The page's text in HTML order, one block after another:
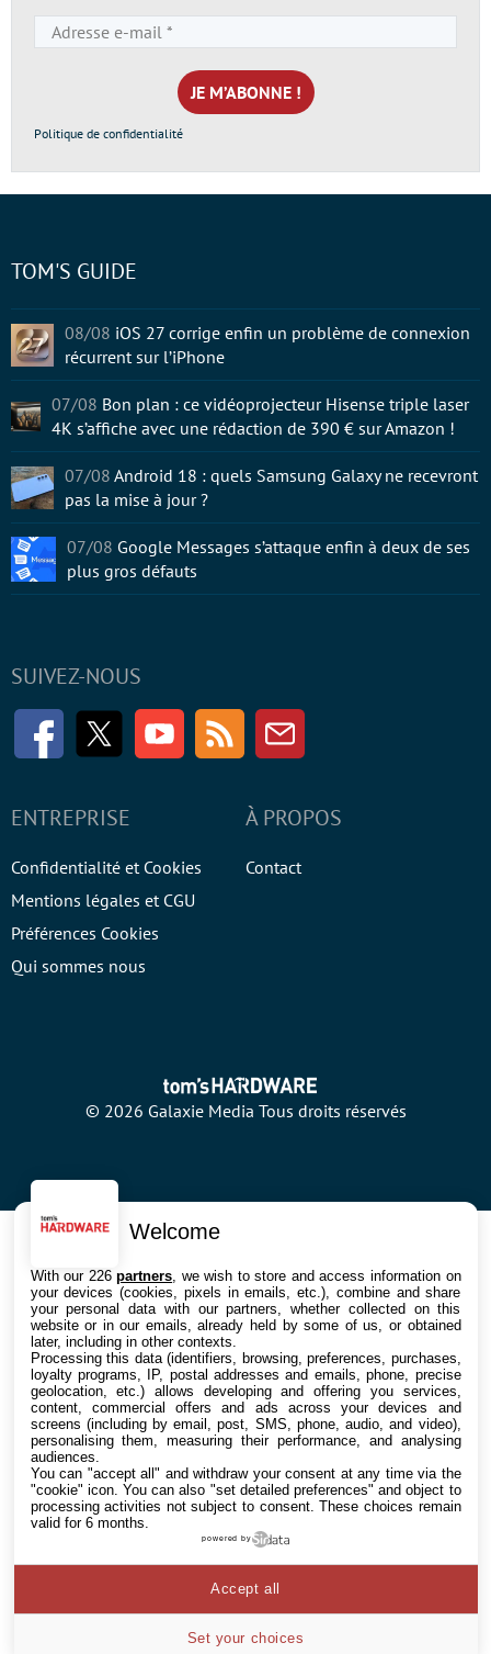
e-
mail
*
Politique de confidentialité
SUIVEZ-NOUS
FacebookTwitter Youtube RSS Newsletter
ENTREPRISE
Confidentialité et Cookies
Mentions légales et CGU
Préférences Cookies
Qui sommes nous
À PROPOS
Contact
© 2026 Galaxie Media Tous droits réservés
TOM'S GUIDE
08/08 iOS 27 corrige enfin un problème de connexion
récurrent sur l’iPhone
07/08 Bon plan : ce vidéoprojecteur Hisense triple laser
4K s’affiche avec une rédaction de 390 € sur Amazon !
07/08 Android 18 : quels Samsung Galaxy ne recevront
pas la mise à jour ?
07/08 Google Messages s’attaque enfin à deux de ses
plus gros défauts
Welcome
With our 226partners , we wish to store and access information on
your devices (cookies, pixels in emails, etc.), combine and share
your personal data with our partners, whether collected on this
website or in our emails, already held by some of us, or obtained
later, including in other contexts.
Processing this data (identifiers, browsing, preferences, purchases,
loyalty programs, IP, postal addresses and emails, phone, precise
geolocation, etc.) allows developing and offering you services,
content, commercial offers and ads across your devices and
screens (including by email, post, SMS, phone, audio, and video),
personalising them, measuring their performance, and analysing
audiences.
You can "accept all" and withdraw your consent at any time via the
"cookie" icon. You can also "set detailed preferences" and object to
processing activities not subject to consent. These choices remain
valid for 6 months.
powered by
Set your choices
Accept all